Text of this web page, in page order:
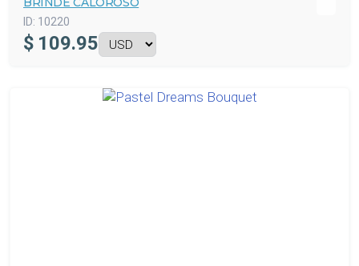
ID: 10220
$ 109.95